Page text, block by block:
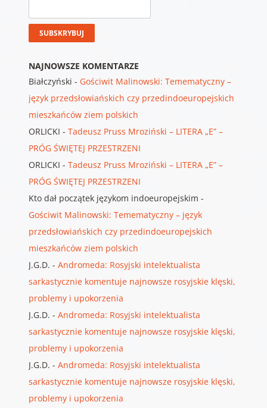
NAJNOWSZE KOMENTARZE
Białczyński - Gościwit Malinowski: Temematyczny –
język przedsłowiańskich czy przedindoeuropejskich
mieszkańców ziem polskich
ORLICKI - Tadeusz Pruss Mroziński – LITERA „E” –
PRÓG ŚWIĘTEJ PRZESTRZENI
ORLICKI - Tadeusz Pruss Mroziński – LITERA „E” –
PRÓG ŚWIĘTEJ PRZESTRZENI
Kto dał początek językom indoeuropejskim -
Gościwit Malinowski: Temematyczny – język
przedsłowiańskich czy przedindoeuropejskich
mieszkańców ziem polskich
J.G.D. - Andromeda: Rosyjski intelektualista
sarkastycznie komentuje najnowsze rosyjskie klęski,
problemy i upokorzenia
J.G.D. - Andromeda: Rosyjski intelektualista
sarkastycznie komentuje najnowsze rosyjskie klęski,
problemy i upokorzenia
J.G.D. - Andromeda: Rosyjski intelektualista
sarkastycznie komentuje najnowsze rosyjskie klęski,
problemy i upokorzenia